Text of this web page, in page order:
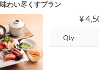
味わい尽くすプラン
¥